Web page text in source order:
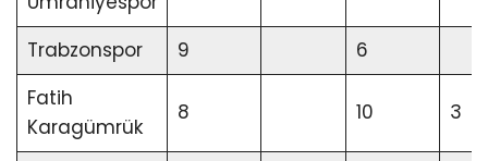
Trabzonspor 9
6
Fatih
Karagümrük
8 10 3